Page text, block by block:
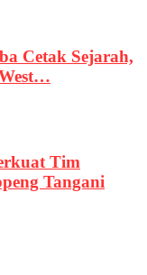
Cetak Sejarah,
Tim
Tangani